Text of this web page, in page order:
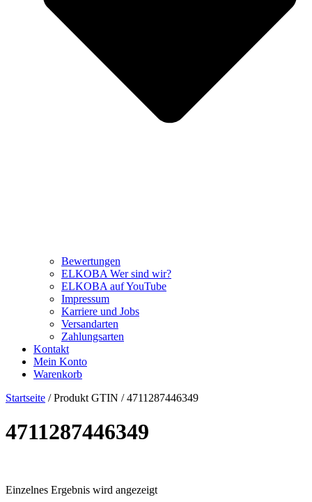
Bewertungen
ELKOBA Wer sind wir?
ELKOBA auf YouTube
Impressum
Karriere und Jobs
Versandarten
Zahlungsarten
Kontakt
Mein Konto
Warenkorb
Startseite / Produkt GTIN / 4711287446349
4711287446349
Kategorie
Einzelnes Ergebnis wird angezeigt